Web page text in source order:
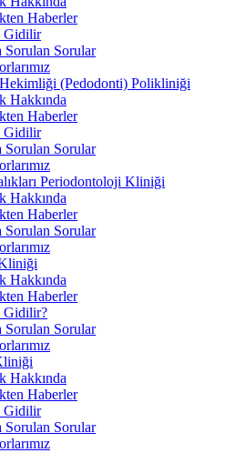
Haberler
Gidilir
Sorulan Sorular
(Pedodonti) Polikliniği
Hakkında
Haberler
Gidilir
Sorulan Sorular
Periodontoloji Kliniği
Hakkında
Haberler
Sorulan Sorular
Hakkında
Haberler
Gidilir?
Sorulan Sorular
Hakkında
Haberler
Gidilir
Sorulan Sorular